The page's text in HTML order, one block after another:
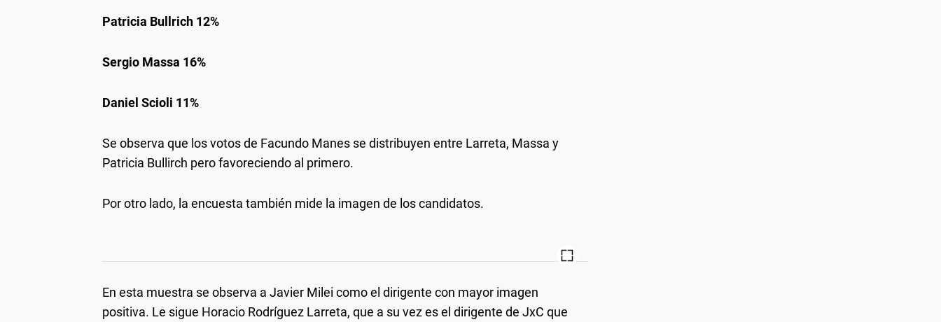
Patricia Bullrich 12%
Sergio Massa 16%
Daniel Scioli 11%
Se observa que los votos de Facundo Manes se distribuyen entre Larreta, Massa y
Patricia Bullirch pero favoreciendo al primero.
Por otro lado, la encuesta también mide la imagen de los candidatos.
En esta muestra se observa a Javier Milei como el dirigente con mayor imagen
positiva. Le sigue Horacio Rodríguez Larreta, que a su vez es el dirigente de JxC que